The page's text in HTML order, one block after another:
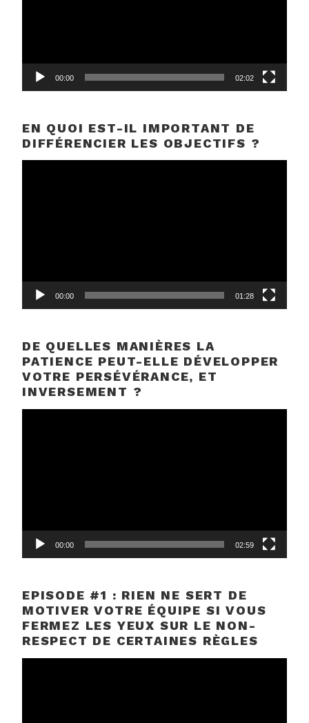
00:00 02:02
EN QUOI EST-IL IMPORTANT DE
DIFFÉRENCIER LES OBJECTIFS ?
00:00 01:28
DE QUELLES MANIÈRES LA
PATIENCE PEUT-ELLE DÉVELOPPER
VOTRE PERSÉVÉRANCE, ET
INVERSEMENT ?
00:00 02:59
EPISODE #1 : RIEN NE SERT DE
MOTIVER VOTRE ÉQUIPE SI VOUS
FERMEZ LES YEUX SUR LE NON-
RESPECT DE CERTAINES RÈGLES